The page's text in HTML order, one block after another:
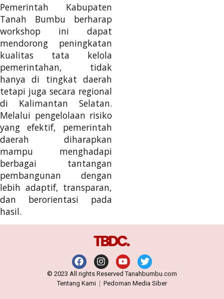
Pemerintah Kabupaten
Tanah Bumbu berharap
workshop ini dapat
mendorong peningkatan
kualitas tata kelola
pemerintahan, tidak
hanya di tingkat daerah
tetapi juga secara regional
di Kalimantan Selatan.
Melalui pengelolaan risiko
yang efektif, pemerintah
daerah diharapkan
mampu menghadapi
berbagai tantangan
pembangunan dengan
lebih adaptif, transparan,
dan berorientasi pada
hasil.
© 2023 All rights Reserved Tanahbumbu.com
Tentang Kami
Pedoman Media Siber